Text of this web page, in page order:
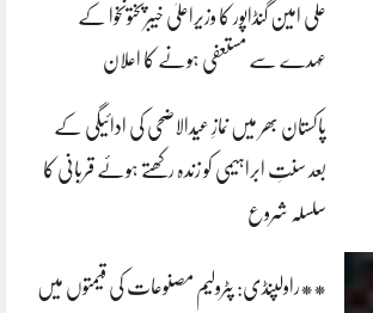
علی امین گنڈاپور کا وزیراعلیٰ خیبرپختونخوا کے
عہدے سے مستعفی ہونے کا اعلان
پاکستان بھر میں نمازِ عیدالاضحی کی ادائیگی کے
بعد سنتِ ابراہیمی کو زندہ رکھتے ہوئے قربانی کا
سلسلہ شروع
**راولپنڈی: پٹرولیم مصنوعات کی قیمتوں میں